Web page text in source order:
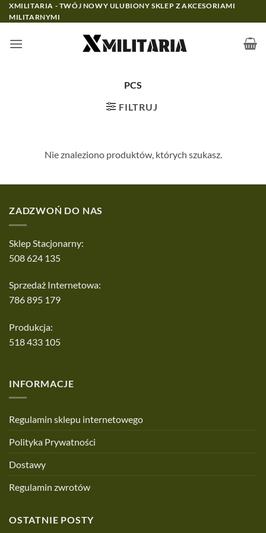
Przewiń
do
XMILITARIA - TWÓJ NOWY ULUBIONY SKLEP Z AKCESORIAMI
MILITARNYMI
PCS
FILTRUJ
Nie znaleziono produktów, których szukasz.
ZADZWOŃ DO NAS
Sklep Stacjonarny:
508 624 135
Sprzedaż Internetowa:
786 895 179
Produkcja:
518 433 105
INFORMACJE
Regulamin sklepu internetowego
Polityka Prywatności
Dostawy
Regulamin zwrotów
OSTATNIE POSTY